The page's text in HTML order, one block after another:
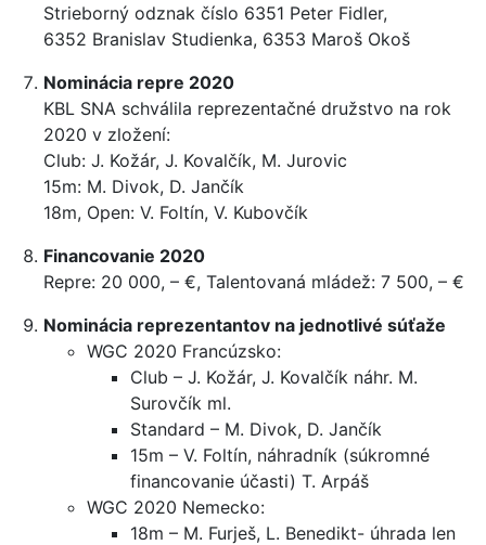
Strieborný odznak číslo 6351 Peter Fidler,
6352 Branislav Studienka, 6353 Maroš Okoš
Nominácia repre 2020
KBL SNA schválila reprezentačné družstvo na rok
2020 v zložení:
Club: J. Kožár, J. Kovalčík, M. Jurovic
15m: M. Divok, D. Jančík
18m, Open: V. Foltín, V. Kubovčík
Financovanie 2020
Repre: 20 000, – €, Talentovaná mládež: 7 500, – €
Nominácia reprezentantov na jednotlivé súťaže
WGC 2020 Francúzsko:
Club – J. Kožár, J. Kovalčík náhr. M.
Surovčík ml.
Standard – M. Divok, D. Jančík
15m – V. Foltín, náhradník (súkromné
financovanie účasti) T. Arpáš
WGC 2020 Nemecko:
18m – M. Furješ, L. Benedikt- úhrada len